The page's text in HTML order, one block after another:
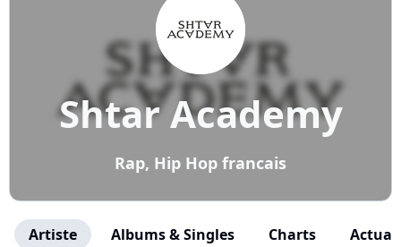
Shtar Academy
Rap, Hip Hop francais
Artiste Albums & Singles Charts